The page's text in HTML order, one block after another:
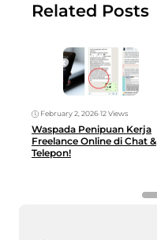
Related Posts
February 2, 2026•12 Views
Waspada Penipuan Kerja
Freelance Online di Chat &
Telepon!